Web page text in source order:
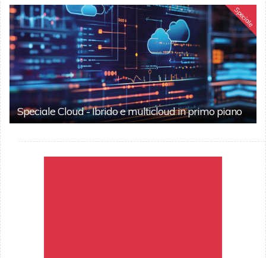
Speciale
Speciale Cloud - Ibrido e multicloud in primo piano